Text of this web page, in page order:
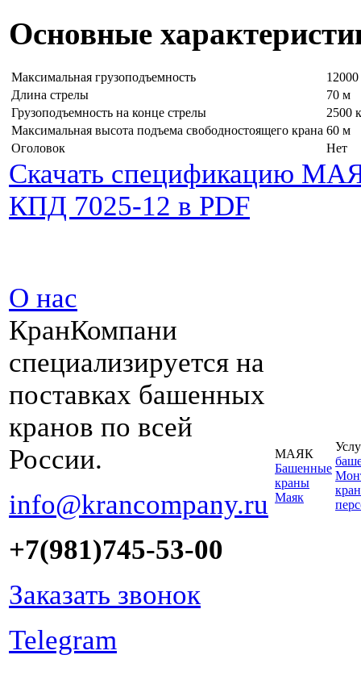
Основные
Максимальная грузоподъемность
12000
Длина стрелы
70 м
Грузоподъемность на конце стрелы
2500
Максимальная высота подъема свободностоящего крана 60 м
Оголовок
Нет
Скачать спецификацию
КПД 7025-12 в PDF
О нас
КранКомпани
специализируется на
поставках башенных
кранов по всей
России.
info@krancompany.ru
+7(981)745-53-00
Заказать звонок
Telegram
МАЯК
Башенные
краны
Маяк